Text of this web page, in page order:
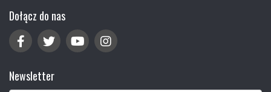
Dołącz do nas
Newsletter